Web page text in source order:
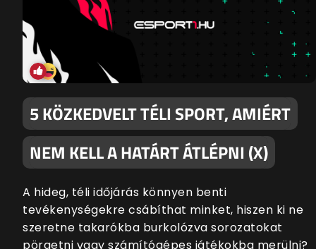
5 KÖZKEDVELT TÉLI SPORT, AMIÉRT
NEM KELL A HATÁRT ÁTLÉPNI (X)
A hideg, téli időjárás könnyen benti
tevékenységekre csábíthat minket, hiszen ki ne
szeretne takarókba burkolózva sorozatokat
pörgetni vagy számítógépes játékokba merülni?